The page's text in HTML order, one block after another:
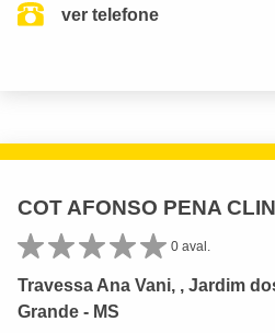
ver telefone
COT AFONSO PENA
0 aval.
Travessa Ana Vani, , Jardim
Grande - MS